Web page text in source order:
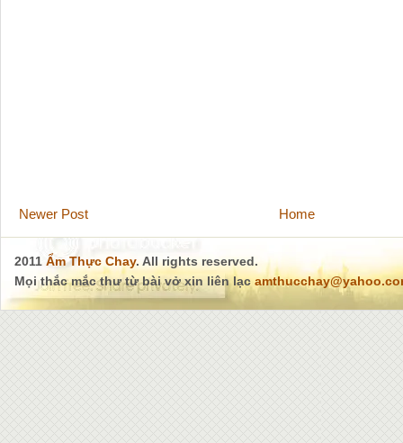
Newer Post Home
2011 Ẩm Thực Chay. All rights reserved.
Mọi thắc mắc thư từ bài vở xin liên lạc